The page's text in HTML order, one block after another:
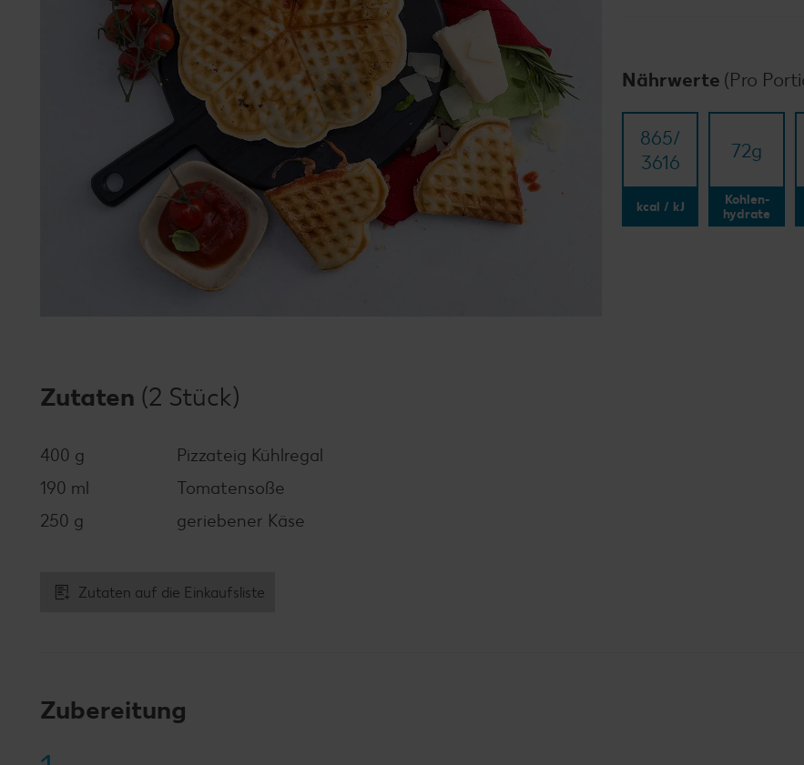
Nährwerte (Pro
865/​
3616
kcal / kJ
72g
Kohlen-
hydrate
Zutaten (2 Stück)
400 g
Pizzateig Kühlregal
190 ml
Tomatensoße
250 g
geriebener Käse
Zutaten auf die Einkaufsliste
Zubereitung